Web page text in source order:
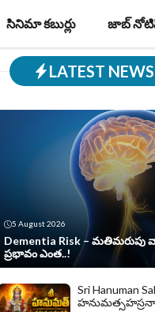
సినిమా కబుర్లు జాబ్‌
LATEST NEWS
5 August 2026
Dementia Risk – మతిమరుపు
ప్రభావం ఎంత..!
Sri Hanuman